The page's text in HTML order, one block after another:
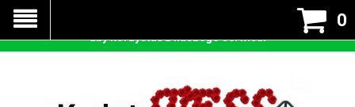
0
Nasza strona korzysta z cookies - czyli tzw ciastek w celu
prawidłowego działania. Zaakceptuj przyjmowanie cookies
aby korzystać z naszego serwisu.